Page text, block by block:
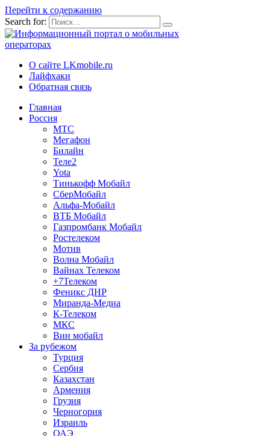
Перейти к содержанию
Search for:
О сайте LKmobile.ru
Лайфхаки
Обратная связь
Главная
Россия
МТС
Мегафон
Билайн
Теле2
Yota
Тинькофф Мобайл
СберМобайл
Альфа-Мобайл
ВТБ Мобайл
Газпромбанк Мобайл
Ростелеком
Мотив
Волна Мобайл
Вайнах Телеком
+7Телеком
Феникс ДНР
Миранда-Медиа
К-Телеком
МКС
Вин мобайл
За рубежом
Турция
Сербия
Казахстан
Армения
Грузия
Черногория
Израиль
ОАЭ